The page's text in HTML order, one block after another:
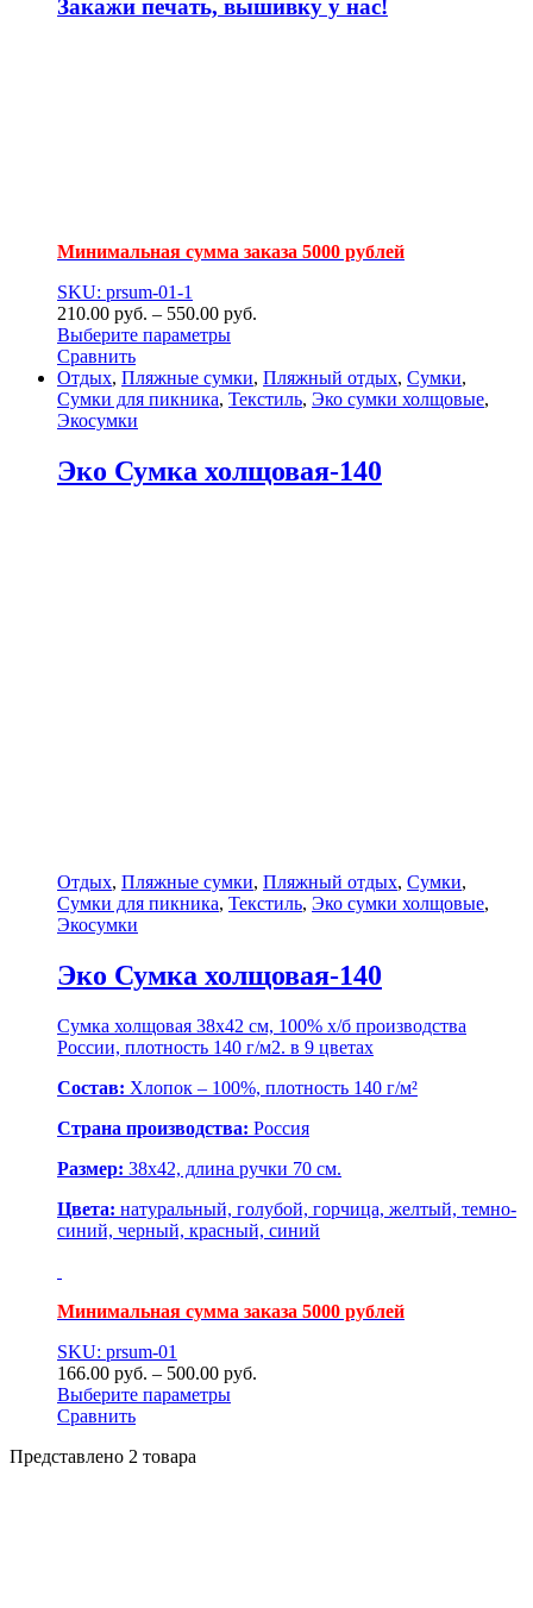
Закажи печать, вышивку у нас!
Минимальная сумма заказа 5000 рублей
SKU: prsum-01-1
210.00 руб. – 550.00 руб.
Выберите параметры
Сравнить
Отдых, Пляжные сумки, Пляжный отдых, Сумки,
Сумки для пикника, Текстиль, Эко сумки холщовые,
Экосумки
Эко Сумка холщовая-140
Отдых, Пляжные сумки, Пляжный отдых, Сумки,
Сумки для пикника, Текстиль, Эко сумки холщовые,
Экосумки
Эко Сумка холщовая-140
Сумка холщовая 38х42 см, 100% х/б производства
России, плотность 140 г/м2. в 9 цветах
Состав: Хлопок – 100%, плотность 140 г/м²
Страна производства: Россия
Размер: 38х42, длина ручки 70 см.
Цвета: натуральный, голубой, горчица, желтый, темно-
синий, черный, красный, синий
Минимальная сумма заказа 5000 рублей
SKU: prsum-01
166.00 руб. – 500.00 руб.
Выберите параметры
Сравнить
Представлено 2 товара